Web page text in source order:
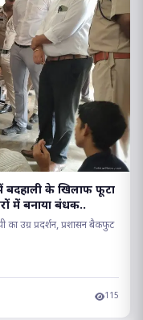
बदहाली के खिलाफ फूटा
में बनाया बंधक..
का उग्र प्रदर्शन, प्रशासन बैकफुट
115